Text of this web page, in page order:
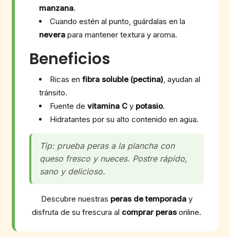
manzana.
Cuando estén al punto, guárdalas en la
nevera para mantener textura y aroma.
Beneficios
Ricas enfibra soluble (pectina) , ayudan al
tránsito.
Fuente devitamina C y potasio.
Hidratantes por su alto contenido en agua.
Tip: prueba peras a la plancha con
queso fresco y nueces. Postre rápido,
sano y delicioso.
Descubre nuestras peras de temporaday
disfruta de su frescura al comprar perasonline.